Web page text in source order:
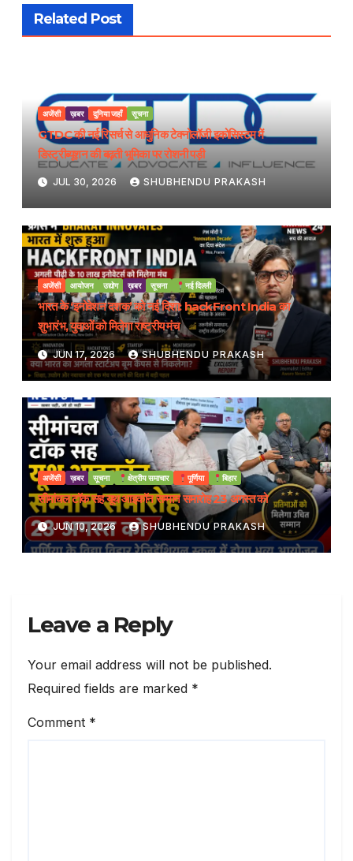
Related Post
अजेंसी ख़बर दुनिया जहाँ सूचना
GTDC की नई रिसर्च से आधुनिक टेक्नोलॉजी इकोसिस्टम में
डिस्ट्रीब्यूशन की बढ़ती भूमिका पर रोशनी पड़ी
JUL 30, 2026 SHUBHENDU PRAKASH
अजेंसी आयोजन उद्योग ख़बर सूचना नई दिल्ली
भारत के ‘इनोवेशन दशक’ को नई दिशा: hackFront India का
शुभारंभ, युवाओं को मिलेगा राष्ट्रीय मंच
JUN 17, 2026 SHUBHENDU PRAKASH
अजेंसी ख़बर सूचना क्षेत्रीय समाचार पूर्णिया बिहार
सीमांचल टॉक सह यूथ आइकॉन सम्मान समारोह 23 अगस्त को
JUN 10, 2026 SHUBHENDU PRAKASH
Leave a Reply
Your email address will not be published.
Required fields are marked *
Comment *